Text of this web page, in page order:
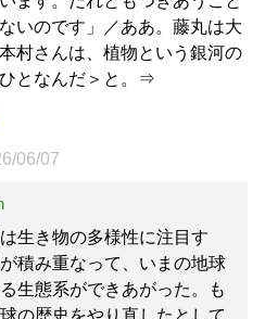
いのです」／ああ。藤丸は大
村さんは、植物という銀河の
となんだ＞と。⇒
06/07
は生き物の多様性に注目す
積み重なって、いまの地球
る生態系ができあがった。も
の歴史をやり直したとして